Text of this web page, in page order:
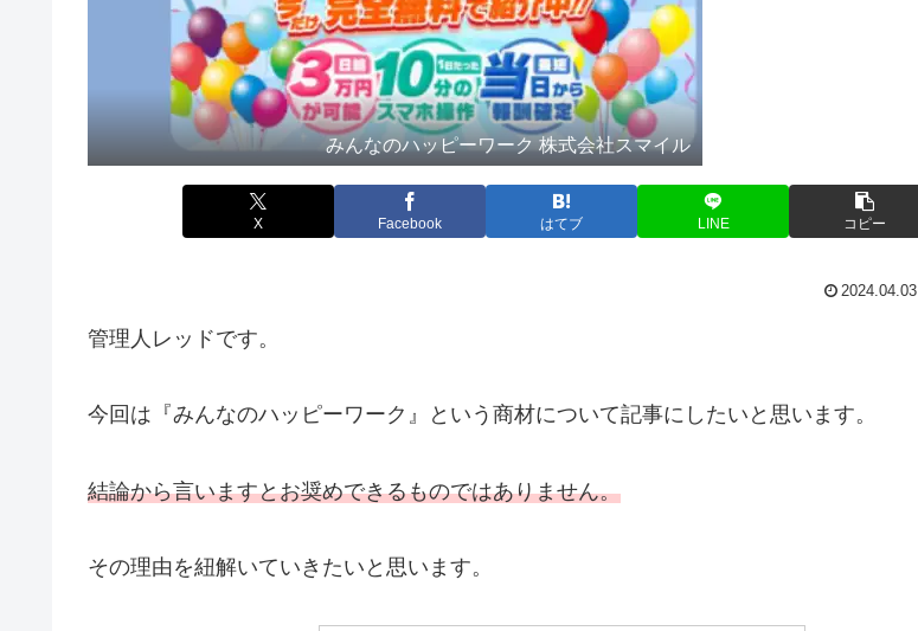
みんなのハッピーワーク 株式会社スマイル
X Facebook はてブ LINE コピー
2024.04.03
管理人レッドです。
今回は『みんなのハッピーワーク』という商材について記事にしたいと思います。
結論から言いますとお奨めできるものではありません。
その理由を紐解いていきたいと思います。